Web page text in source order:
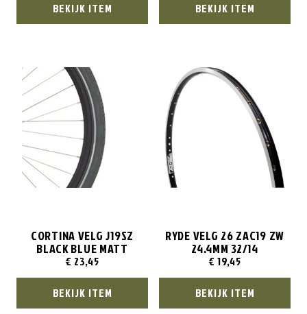
BEKIJK ITEM BEKIJK ITEM
CORTINA VELG J19SZ
BLACK BLUE MATT
€ 23,45
BEKIJK ITEM
RYDE VELG 26 ZAC19 ZW
24.4MM 32/14
€ 19,45
BEKIJK ITEM